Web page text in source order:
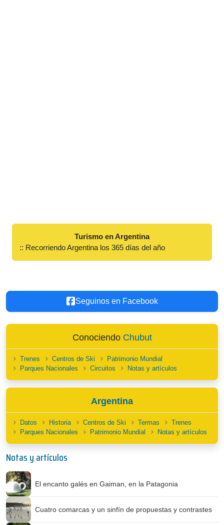
Turismo en Argentina
:: Recorriendo Argentina los 365 días del año
Seguinos en Facebook
Conociendo Chubut
Trenes Centros de Ski
Patrimonio Mundial
Parques Nacionales
Circuitos Notas y artículos
Argentina
Datos Historia Centros de Ski Termas
Trenes
Parques Nacionales
Patrimonio Mundial Notas y artículos
Notas y artículos
El encanto galés en Gaiman, en la Patagonia
Cuatro comarcas y un sinfín de propuestas y contrastes